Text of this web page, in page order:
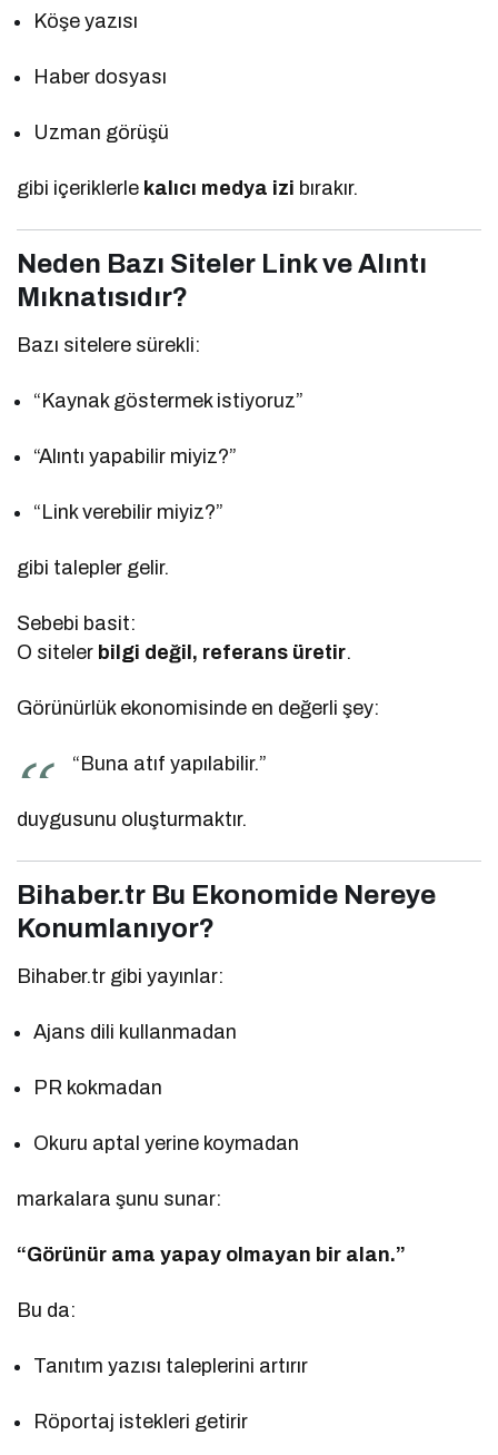
Köşe yazısı
Haber dosyası
Uzman görüşü
gibi içeriklerle kalıcı medya izi bırakır.
Neden Bazı Siteler Link ve Alıntı
Mıknatısıdır?
Bazı sitelere sürekli:
“Kaynak göstermek istiyoruz”
“Alıntı yapabilir miyiz?”
“Link verebilir miyiz?”
gibi talepler gelir.
Sebebi basit:
O siteler bilgi değil, referans üretir.
Görünürlük ekonomisinde en değerli şey:
“Buna atıf yapılabilir.”
duygusunu oluşturmaktır.
Bihaber.tr Bu Ekonomide Nereye
Konumlanıyor?
Bihaber.tr gibi yayınlar:
Ajans dili kullanmadan
PR kokmadan
Okuru aptal yerine koymadan
markalara şunu sunar:
“Görünür ama yapay olmayan bir alan.”
Bu da:
Tanıtım yazısı taleplerini artırır
Röportaj istekleri getirir